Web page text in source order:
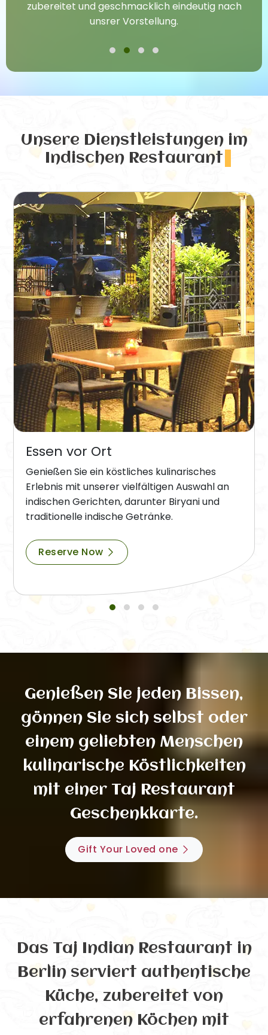
zubereitet und geschmacklich eindeutig nach
unsrer Vorstellung.
Unsere Dienstleistungen im
Indischen Restaurant
Essen vor Ort
Genießen Sie ein köstliches kulinarisches
Erlebnis mit unserer vielfältigen Auswahl an
indischen Gerichten, darunter Biryani und
traditionelle indische Getränke.
Reserve Now
Genießen Sie jeden Bissen,
gönnen Sie sich selbst oder
einem geliebten Menschen
kulinarische Köstlichkeiten
mit einer Taj Restaurant
Geschenkkarte.
Gift Your Loved one
Das Taj Indian Restaurant in
Berlin serviert authentische
Küche, zubereitet von
erfahrenen Köchen mit